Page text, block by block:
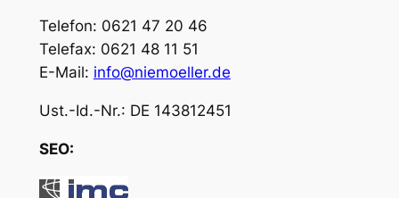
Telefon: 0621 47 20 46
Telefax: 0621 48 11 51
E-Mail: info@niemoeller.de
Ust.-Id.-Nr.: DE 143812451
SEO: